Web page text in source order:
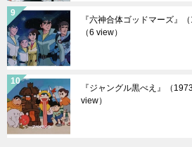
『六神合体ゴッドマーズ』
（6 view）
『ジャングル黒べえ』（
view）